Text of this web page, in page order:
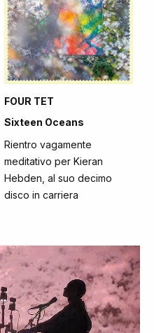
FOUR TET
Sixteen Oceans
Rientro vagamente
meditativo per Kieran
Hebden, al suo decimo
disco in carriera